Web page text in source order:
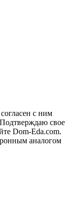
согласен с ним
свое
Dom-Eda.com.
аналогом